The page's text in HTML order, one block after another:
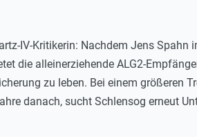
IV-Kritikerin: Nachdem Jens Spahn
die alleinerziehende ALG2-
zu leben. Bei einem größeren
danach, sucht Schlensog erneut